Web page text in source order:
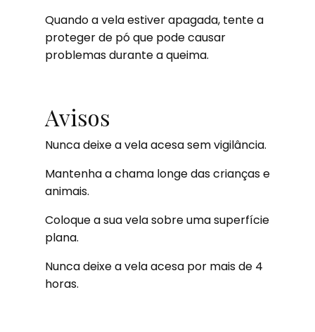
Quando a vela estiver apagada, tente a
proteger de pó que pode causar
problemas durante a queima.
Avisos
Nunca deixe a vela acesa sem vigilância.
Mantenha a chama longe das crianças e
animais.
Coloque a sua vela sobre uma superfície
plana.
Nunca deixe a vela acesa por mais de 4
horas.